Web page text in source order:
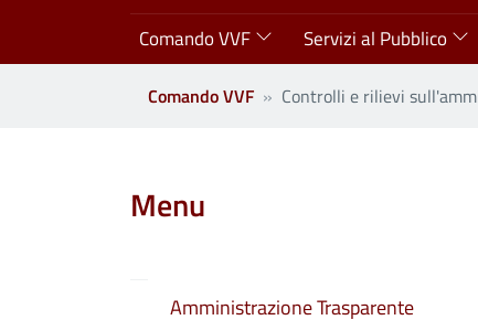
Navigazione principale
Comando VVF Servizi al Pubblico
Comando VVF Controlli e rilievi
Menu
Amministrazione Trasparente